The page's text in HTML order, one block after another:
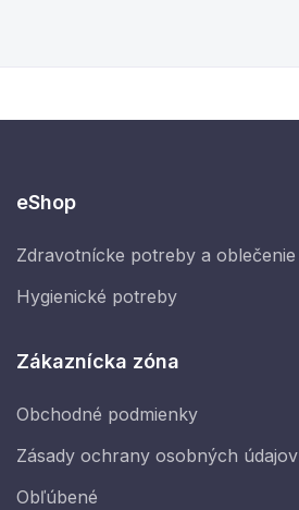
eShop
Zdravotnícke potreby a oblečenie
Hygienické potreby
Zákaznícka zóna
Obchodné podmienky
Zásady ochrany osobných údajov
Obľúbené